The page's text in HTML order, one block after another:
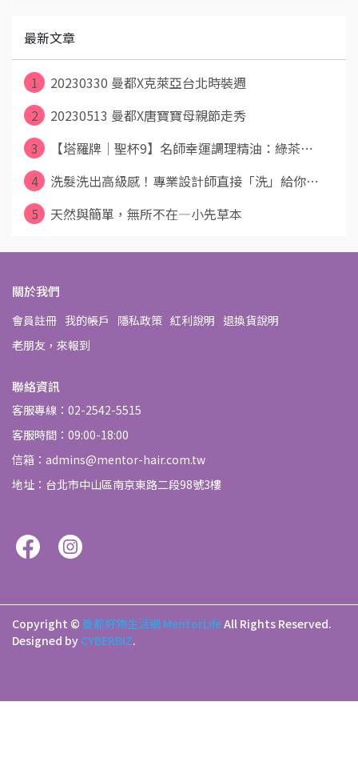
最新文章
1
20230330 曼都X克萊亞台北時裝週
2
20230513 曼都X唐寶寶母親節走秀
3
【塔羅牌│聖杯9】名師幸運調理精油：綠茶⋯
4
洗髮洗出高級感！專業設計師直接「洗」給你⋯
5
天然與簡單，無所不在—小先草本
關於我們
會員註冊 我的帳戶 隱私政策 紅利說明 退換貨說明
老朋友，來報到
聯絡資訊
客服專線：02-2542-5515
客服時間：09:00-18:00
信箱：admins@mentor-hair.com.tw
地址：台北市中山區南京東路二段98號3樓
Copyright © 曼都好物生活網 MentorLifeAll Rights Reserved.
Designed by CYBERBIZ.